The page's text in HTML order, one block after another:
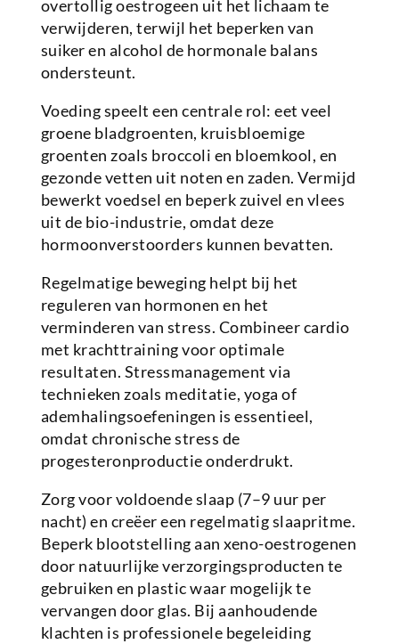
overtollig oestrogeen uit het lichaam te
verwijderen, terwijl het beperken van
suiker en alcohol de hormonale balans
ondersteunt.
Voeding speelt een centrale rol: eet veel
groene bladgroenten, kruisbloemige
groenten zoals broccoli en bloemkool, en
gezonde vetten uit noten en zaden. Vermijd
bewerkt voedsel en beperk zuivel en vlees
uit de bio-industrie, omdat deze
hormoonverstoorders kunnen bevatten.
Regelmatige beweging helpt bij het
reguleren van hormonen en het
verminderen van stress. Combineer cardio
met krachttraining voor optimale
resultaten. Stressmanagement via
technieken zoals meditatie, yoga of
ademhalingsoefeningen is essentieel,
omdat chronische stress de
progesteronproductie onderdrukt.
Zorg voor voldoende slaap (7–9 uur per
nacht) en creëer een regelmatig slaapritme.
Beperk blootstelling aan xeno-oestrogenen
door natuurlijke verzorgingsproducten te
gebruiken en plastic waar mogelijk te
vervangen door glas. Bij aanhoudende
klachten is professionele begeleiding